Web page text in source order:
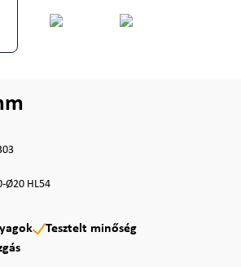
Ø20 HL54
Tesztelt minőség